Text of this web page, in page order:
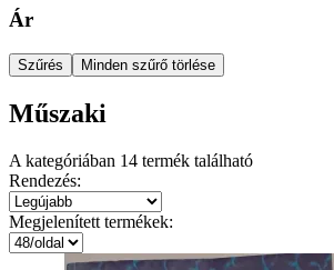
Ár
Szűrés Minden szűrő törlése
Műszaki
A kategóriában 14 termék található
Rendezés:
Megjelenített termékek: